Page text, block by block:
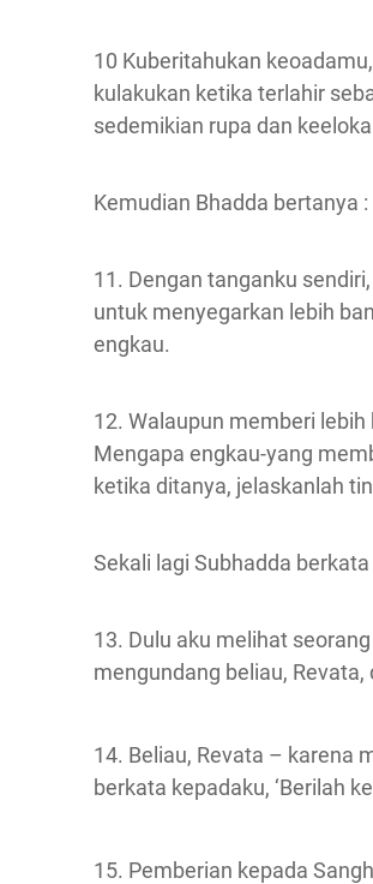
10 Kuberitahukan
kulakukan ketika terlahir
sedemikian rupa dan
Kemudian Bhadda bertanya :
11. Dengan tanganku
untuk menyegarkan lebih
engkau.
12. Walaupun memberi
Mengapa engkau-yang
ketika ditanya, jelaskanlah
Sekali lagi Subhadda berkata
13. Dulu aku melihat
mengundang beliau,
14. Beliau, Revata – karena
berkata kepadaku, ‘Berilah
15. Pemberian kepada